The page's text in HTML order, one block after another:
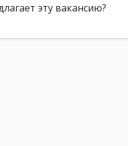
эту вакансию?